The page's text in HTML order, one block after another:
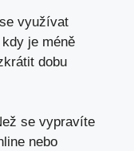
využívat
je méně
dobu
se vypravíte
nebo